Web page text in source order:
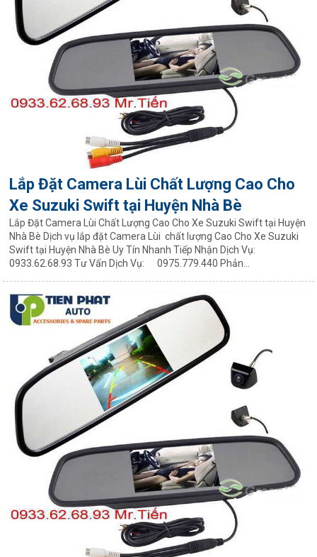
Lắp Đặt Camera Lùi Chất Lượng Cao Cho
Xe Suzuki Swift tại Huyện Nhà Bè
Lắp Đặt Camera Lùi Chất Lượng Cao Cho Xe Suzuki Swift tại Huyện
Nhà Bè Dịch vụ lắp đặt Camera Lùi chất lượng Cao Cho Xe Suzuki
Swift tại Huyện Nhà Bè Uy Tín Nhanh Tiếp Nhận Dịch Vụ:
0933.62.68.93 Tư Vấn Dịch Vụ: 0975.779.440 Phản...